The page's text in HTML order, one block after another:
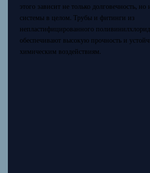
этого зависит не только долговечность,
системы в целом. Трубы и фитинги из
непластифицированного
обеспечивают высокую прочность и
химическим воздействиям.